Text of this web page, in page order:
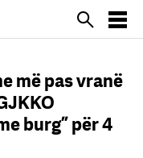
më pas vranë
burg” për 4